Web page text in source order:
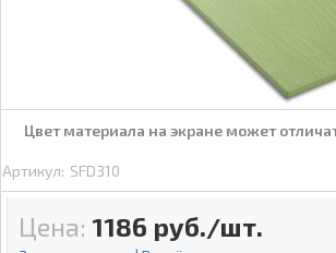
Цвет материала на экране может
Артикул: SFD310
Цена: 1186 руб./шт.